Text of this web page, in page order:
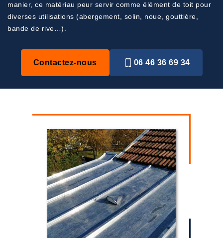
manier, ce matériau peur servir comme élément de toit pour
diverses utilisations (abergement, solin, noue, gouttière,
bande de rive…).
Contactez-nous 06 46 36 69 34